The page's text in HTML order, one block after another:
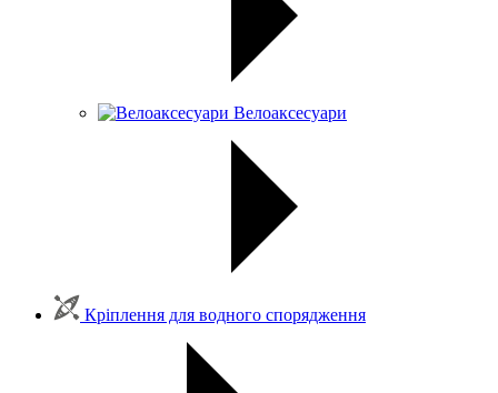
Велоаксесуари
Кріплення для водного спорядження